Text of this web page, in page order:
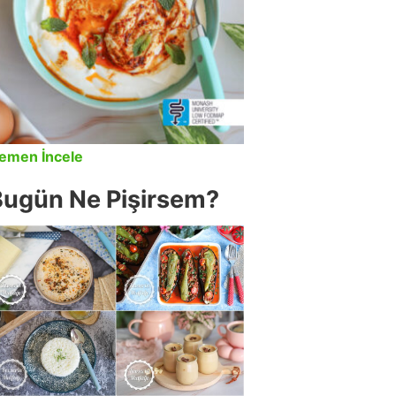
İncele
Ne Pişirsem?